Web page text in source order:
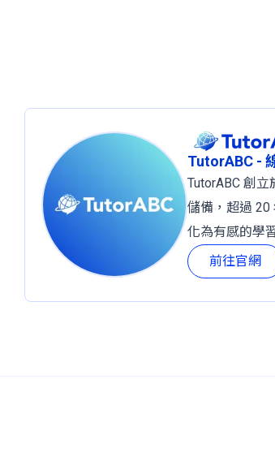
TutorABC -
TutorABC 創
儲備，超過 20
化為有感的學
前往官網